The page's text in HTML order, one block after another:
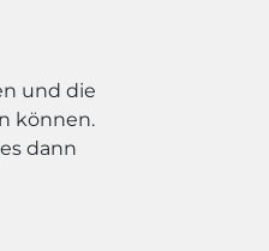
und die
können.
dann